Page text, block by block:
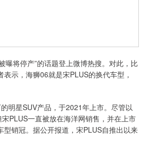
将停产”的话题登上微博热搜。对此，比
示，海狮06就是宋PLUS的换代车型，
星SUV产品，于2021年上市。尽管以
宋PLUS一直被放在海洋网销售，并在上市
型销冠。据公开报道，宋PLUS自推出以来